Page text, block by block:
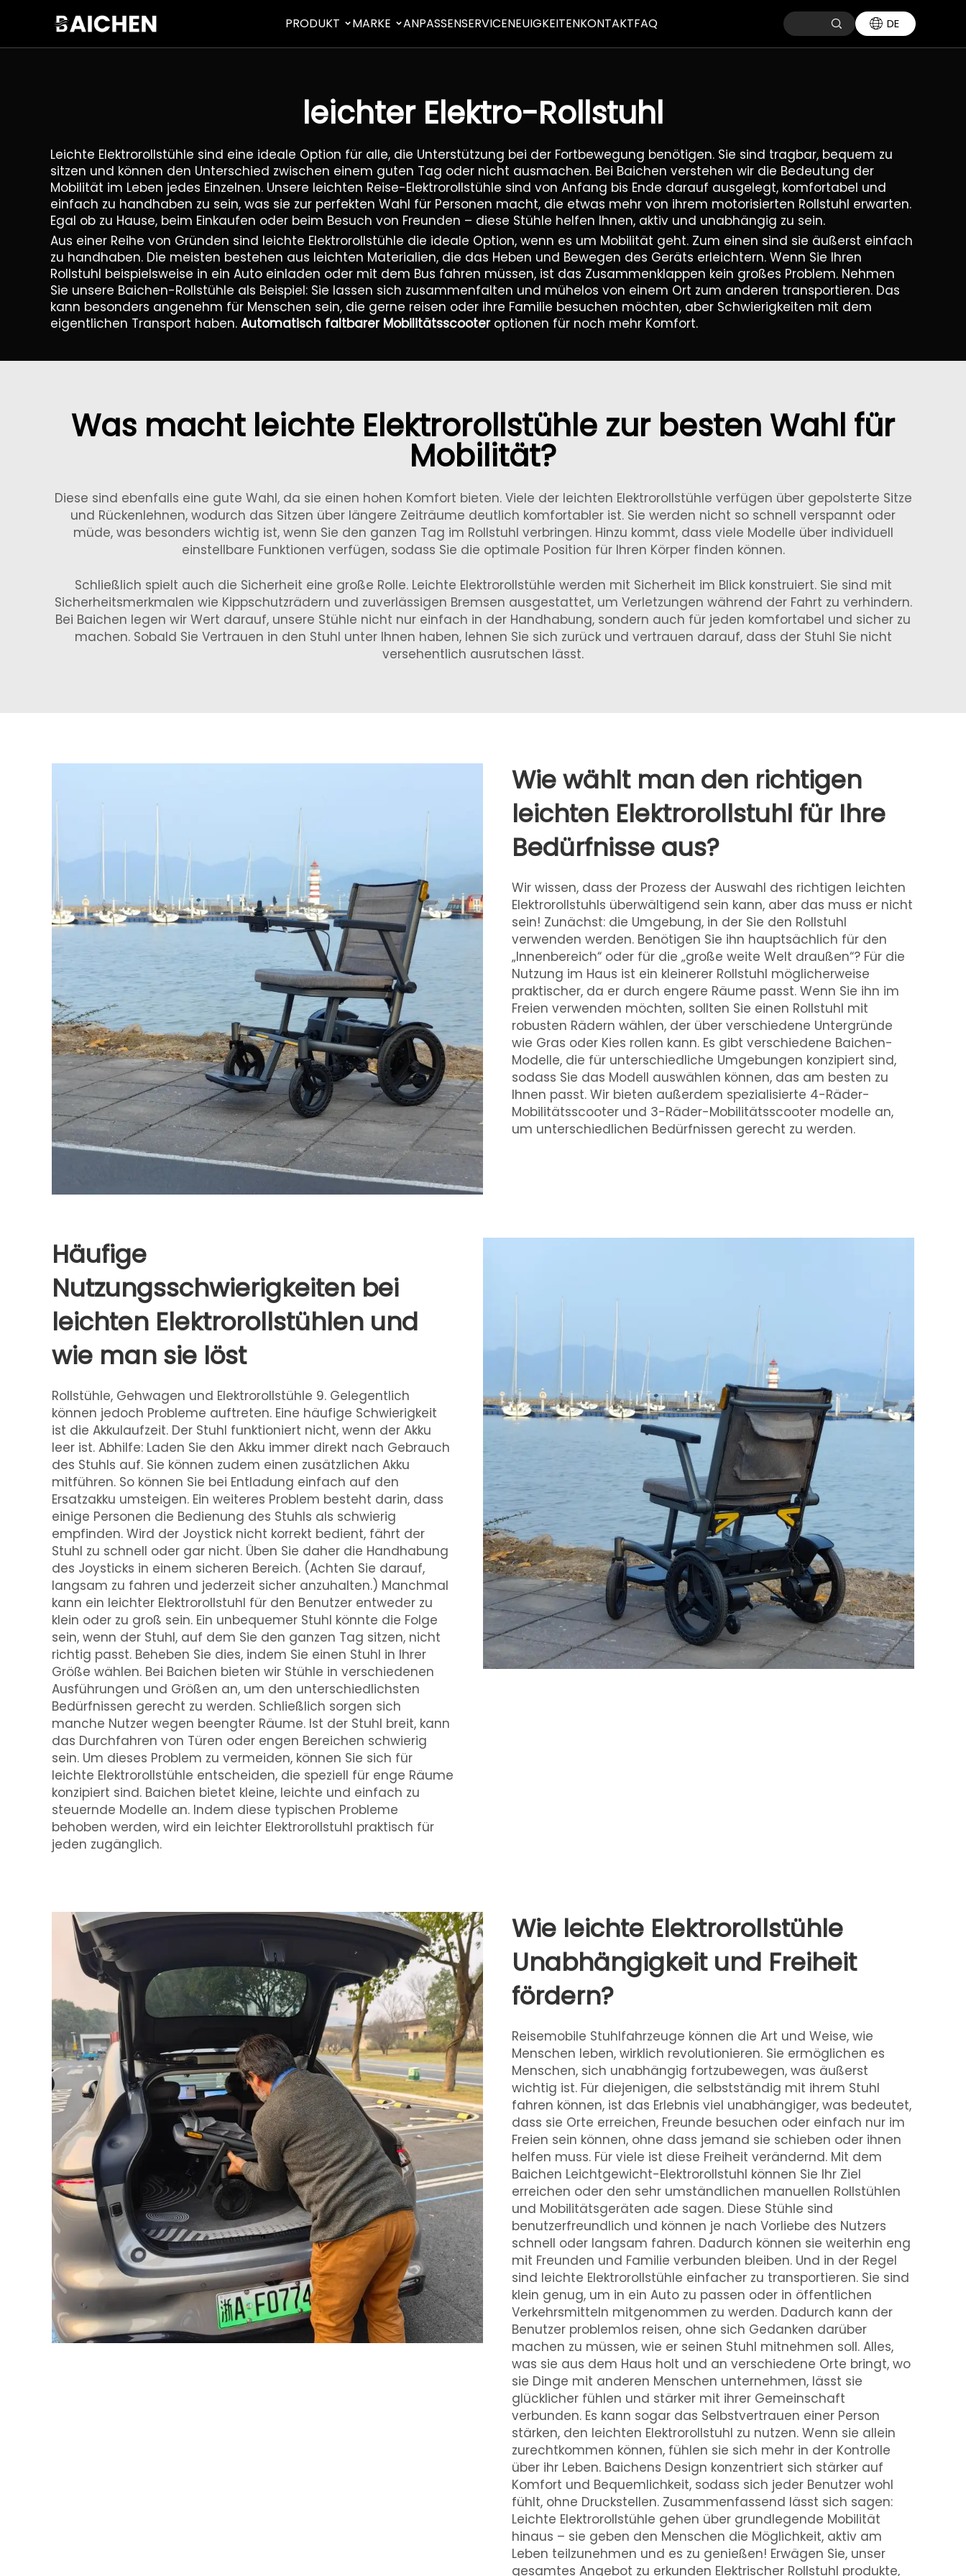
PRODUKT MARKE ANPASSENSERVICENEUIGKEITENKONTAKTFAQ DE
leichter Elektro-Rollstuhl
Leichte Elektrorollstühle sind eine ideale Option für alle, die Unterstützung bei der Fortbewegung benötigen. Sie sind tragbar, bequem zu
sitzen und können den Unterschied zwischen einem guten Tag oder nicht ausmachen. Bei Baichen verstehen wir die Bedeutung der
Mobilität im Leben jedes Einzelnen. Unsere leichten Reise-Elektrorollstühle sind von Anfang bis Ende darauf ausgelegt, komfortabel und
einfach zu handhaben zu sein, was sie zur perfekten Wahl für Personen macht, die etwas mehr von ihrem motorisierten Rollstuhl erwarten.
Egal ob zu Hause, beim Einkaufen oder beim Besuch von Freunden – diese Stühle helfen Ihnen, aktiv und unabhängig zu sein.
Aus einer Reihe von Gründen sind leichte Elektrorollstühle die ideale Option, wenn es um Mobilität geht. Zum einen sind sie äußerst einfach
zu handhaben. Die meisten bestehen aus leichten Materialien, die das Heben und Bewegen des Geräts erleichtern. Wenn Sie Ihren
Rollstuhl beispielsweise in ein Auto einladen oder mit dem Bus fahren müssen, ist das Zusammenklappen kein großes Problem. Nehmen
Sie unsere Baichen-Rollstühle als Beispiel: Sie lassen sich zusammenfalten und mühelos von einem Ort zum anderen transportieren. Das
kann besonders angenehm für Menschen sein, die gerne reisen oder ihre Familie besuchen möchten, aber Schwierigkeiten mit dem
eigentlichen Transport haben. Automatisch faltbarer Mobilitätsscooter optionen für noch mehr Komfort.
Was macht leichte Elektrorollstühle zur besten Wahl für
Mobilität?
Diese sind ebenfalls eine gute Wahl, da sie einen hohen Komfort bieten. Viele der leichten Elektrorollstühle verfügen über gepolsterte Sitze
und Rückenlehnen, wodurch das Sitzen über längere Zeiträume deutlich komfortabler ist. Sie werden nicht so schnell verspannt oder
müde, was besonders wichtig ist, wenn Sie den ganzen Tag im Rollstuhl verbringen. Hinzu kommt, dass viele Modelle über individuell
einstellbare Funktionen verfügen, sodass Sie die optimale Position für Ihren Körper finden können.
Schließlich spielt auch die Sicherheit eine große Rolle. Leichte Elektrorollstühle werden mit Sicherheit im Blick konstruiert. Sie sind mit
Sicherheitsmerkmalen wie Kippschutzrädern und zuverlässigen Bremsen ausgestattet, um Verletzungen während der Fahrt zu verhindern.
Bei Baichen legen wir Wert darauf, unsere Stühle nicht nur einfach in der Handhabung, sondern auch für jeden komfortabel und sicher zu
machen. Sobald Sie Vertrauen in den Stuhl unter Ihnen haben, lehnen Sie sich zurück und vertrauen darauf, dass der Stuhl Sie nicht
versehentlich ausrutschen lässt.
Wie wählt man den richtigen
leichten Elektrorollstuhl für Ihre
Bedürfnisse aus?
Wir wissen, dass der Prozess der Auswahl des richtigen leichten
Elektrorollstuhls überwältigend sein kann, aber das muss er nicht
sein! Zunächst: die Umgebung, in der Sie den Rollstuhl
verwenden werden. Benötigen Sie ihn hauptsächlich für den
„Innenbereich“ oder für die „große weite Welt draußen“? Für die
Nutzung im Haus ist ein kleinerer Rollstuhl möglicherweise
praktischer, da er durch engere Räume passt. Wenn Sie ihn im
Freien verwenden möchten, sollten Sie einen Rollstuhl mit
robusten Rädern wählen, der über verschiedene Untergründe
wie Gras oder Kies rollen kann. Es gibt verschiedene Baichen-
Modelle, die für unterschiedliche Umgebungen konzipiert sind,
sodass Sie das Modell auswählen können, das am besten zu
Ihnen passt. Wir bieten außerdem spezialisierte 4-Räder-
Mobilitätsscooter und 3-Räder-Mobilitätsscooter modelle an,
um unterschiedlichen Bedürfnissen gerecht zu werden.
Häufige
Nutzungsschwierigkeiten bei
leichten Elektrorollstühlen und
wie man sie löst
Rollstühle, Gehwagen und Elektrorollstühle 9. Gelegentlich
können jedoch Probleme auftreten. Eine häufige Schwierigkeit
ist die Akkulaufzeit. Der Stuhl funktioniert nicht, wenn der Akku
leer ist. Abhilfe: Laden Sie den Akku immer direkt nach Gebrauch
des Stuhls auf. Sie können zudem einen zusätzlichen Akku
mitführen. So können Sie bei Entladung einfach auf den
Ersatzakku umsteigen. Ein weiteres Problem besteht darin, dass
einige Personen die Bedienung des Stuhls als schwierig
empfinden. Wird der Joystick nicht korrekt bedient, fährt der
Stuhl zu schnell oder gar nicht. Üben Sie daher die Handhabung
des Joysticks in einem sicheren Bereich. (Achten Sie darauf,
langsam zu fahren und jederzeit sicher anzuhalten.) Manchmal
kann ein leichter Elektrorollstuhl für den Benutzer entweder zu
klein oder zu groß sein. Ein unbequemer Stuhl könnte die Folge
sein, wenn der Stuhl, auf dem Sie den ganzen Tag sitzen, nicht
richtig passt. Beheben Sie dies, indem Sie einen Stuhl in Ihrer
Größe wählen. Bei Baichen bieten wir Stühle in verschiedenen
Ausführungen und Größen an, um den unterschiedlichsten
Bedürfnissen gerecht zu werden. Schließlich sorgen sich
manche Nutzer wegen beengter Räume. Ist der Stuhl breit, kann
das Durchfahren von Türen oder engen Bereichen schwierig
sein. Um dieses Problem zu vermeiden, können Sie sich für
leichte Elektrorollstühle entscheiden, die speziell für enge Räume
konzipiert sind. Baichen bietet kleine, leichte und einfach zu
steuernde Modelle an. Indem diese typischen Probleme
behoben werden, wird ein leichter Elektrorollstuhl praktisch für
jeden zugänglich.
Wie leichte Elektrorollstühle
Unabhängigkeit und Freiheit
fördern?
Reisemobile Stuhlfahrzeuge können die Art und Weise, wie
Menschen leben, wirklich revolutionieren. Sie ermöglichen es
Menschen, sich unabhängig fortzubewegen, was äußerst
wichtig ist. Für diejenigen, die selbstständig mit ihrem Stuhl
fahren können, ist das Erlebnis viel unabhängiger, was bedeutet,
dass sie Orte erreichen, Freunde besuchen oder einfach nur im
Freien sein können, ohne dass jemand sie schieben oder ihnen
helfen muss. Für viele ist diese Freiheit verändernd. Mit dem
Baichen Leichtgewicht-Elektrorollstuhl können Sie Ihr Ziel
erreichen oder den sehr umständlichen manuellen Rollstühlen
und Mobilitätsgeräten ade sagen. Diese Stühle sind
benutzerfreundlich und können je nach Vorliebe des Nutzers
schnell oder langsam fahren. Dadurch können sie weiterhin eng
mit Freunden und Familie verbunden bleiben. Und in der Regel
sind leichte Elektrorollstühle einfacher zu transportieren. Sie sind
klein genug, um in ein Auto zu passen oder in öffentlichen
Verkehrsmitteln mitgenommen zu werden. Dadurch kann der
Benutzer problemlos reisen, ohne sich Gedanken darüber
machen zu müssen, wie er seinen Stuhl mitnehmen soll. Alles,
was sie aus dem Haus holt und an verschiedene Orte bringt, wo
sie Dinge mit anderen Menschen unternehmen, lässt sie
glücklicher fühlen und stärker mit ihrer Gemeinschaft
verbunden. Es kann sogar das Selbstvertrauen einer Person
stärken, den leichten Elektrorollstuhl zu nutzen. Wenn sie allein
zurechtkommen können, fühlen sie sich mehr in der Kontrolle
über ihr Leben. Baichens Design konzentriert sich stärker auf
Komfort und Bequemlichkeit, sodass sich jeder Benutzer wohl
fühlt, ohne Druckstellen. Zusammenfassend lässt sich sagen:
Leichte Elektrorollstühle gehen über grundlegende Mobilität
hinaus – sie geben den Menschen die Möglichkeit, aktiv am
Leben teilzunehmen und es zu genießen! Erwägen Sie, unser
gesamtes Angebot zu erkunden Elektrischer Rollstuhl produkte,